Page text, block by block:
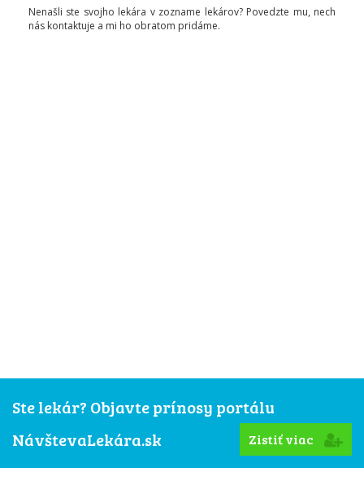
Nenašli ste svojho lekára v zozname lekárov? Povedzte mu, nech
nás kontaktuje a mi ho obratom pridáme.
Ste lekár? Objavte prínosy portálu
NávštevaLekára.sk
Zistiť viac